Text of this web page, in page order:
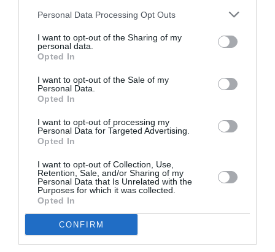
Personal Data Processing Opt Outs
I want to opt-out of the Sharing of my
personal data.
Opted In
I want to opt-out of the Sale of my
Personal Data.
Opted In
I want to opt-out of processing my
Personal Data for Targeted Advertising.
Opted In
I want to opt-out of Collection, Use,
Retention, Sale, and/or Sharing of my
Personal Data that Is Unrelated with the
Purposes for which it was collected.
Opted In
CONFIRM
Ο Αλέξανδρος
Βούλγαρης
“Σουέλ” της Ιωάννας
Καρυστιάνη (teaser)
Ο Ρόμπερτ Ντάουνι
“Avengers:
Doomsday” (πρώτο
Η απίστευτη
Ο Πέδρο Πασκάλ